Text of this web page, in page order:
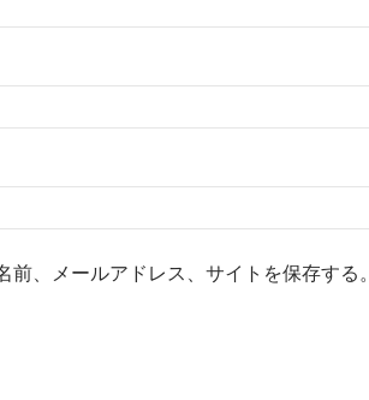
、メールアドレス、サイトを保存する。